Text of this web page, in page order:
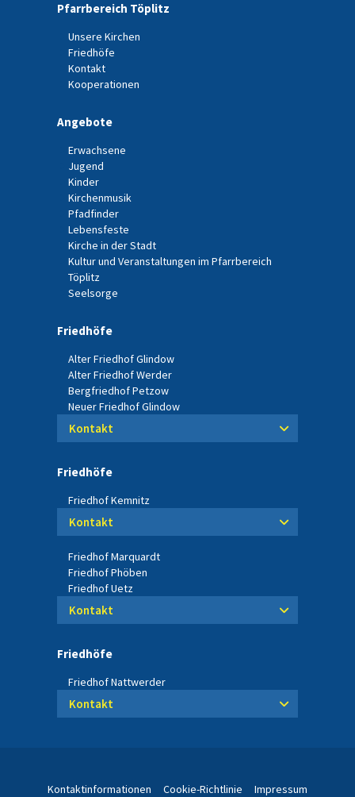
Pfarrbereich Töplitz
Unsere Kirchen
Friedhöfe
Kontakt
Kooperationen
Angebote
Erwachsene
Jugend
Kinder
Kirchenmusik
Pfadfinder
Lebensfeste
Kirche in der Stadt
Kultur und Veranstaltungen im Pfarrbereich
Töplitz
Seelsorge
Friedhöfe
Alter Friedhof Glindow
Alter Friedhof Werder
Bergfriedhof Petzow
Neuer Friedhof Glindow
Kontakt
Friedhöfe
Friedhof Kemnitz
Kontakt
Friedhof Marquardt
Friedhof Phöben
Friedhof Uetz
Kontakt
Friedhöfe
Friedhof Nattwerder
Kontakt
Kontaktinformationen Cookie-Richtlinie Impressum